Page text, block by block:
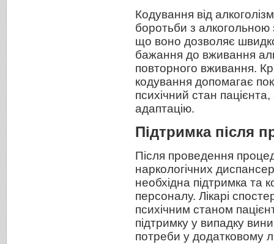
Кодування від
боротьби з
що воно дозволяє
бажання до вживання
повторного вживання.
кодування допомагає
психічний стан
адаптацію.
Підтримка після
Після проведення
наркологічних
необхідна підтримка та
персоналу. Лікарі
психічним станом
підтримку у випадку
потреби у додатковому